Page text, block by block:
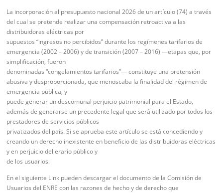
La incorporación al presupuesto nacional 2026 de un artículo (74) a través
del cual se pretende realizar una compensación retroactiva a las
distribuidoras eléctricas por
supuestos “ingresos no percibidos” durante los regímenes tarifarios de
emergencia (2002 – 2006) y de transición (2007 – 2016) —etapas que, por
simplificación, fueron
denominadas “congelamientos tarifarios”— constituye una pretensión
abusiva y desproporcionada, que menoscaba la finalidad del régimen de
emergencia pública, y
puede generar un descomunal perjuicio patrimonial para el Estado,
además de generarse un precedente legal que será utilizado por todos los
prestadores de servicios públicos
privatizados del país. Si se aprueba este artículo se está concediendo y
creando un derecho inexistente en beneficio de las distribuidoras eléctricas
y en perjuicio del erario público y
de los usuarios.
En el siguiente Link pueden descargar el documento de la Comisión de
Usuarios del ENRE con las razones de hecho y de derecho que